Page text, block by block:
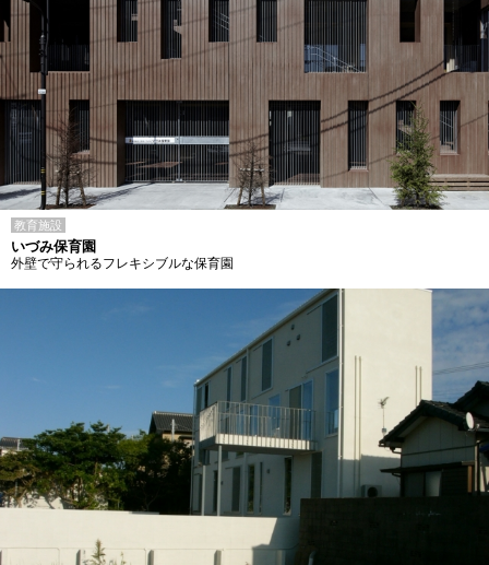
教育施設
いづみ保育園
外壁で守られるフレキシブルな保育園